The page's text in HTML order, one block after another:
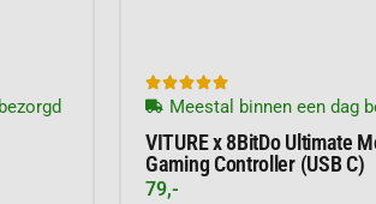

Meestal binnen een dag
VITURE x 8BitDo Ultimate
Gaming Controller (USB C)
79,-